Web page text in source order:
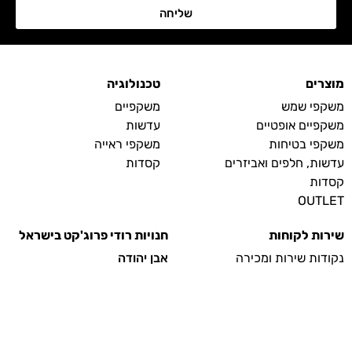
שליחה
מוצרים
משקפי שמש
משקפיים אופטיים
משקפי בטיחות
עדשות, חלפים ואביזרים
קסדות
OUTLET
טכנולוגיה
משקפיים
עדשות
משקפי ראייה
קסדות
שירות לקוחות
נקודות שירות ומכירה
חנויות רודי פרוג'קט בישראל
אבן יהודה